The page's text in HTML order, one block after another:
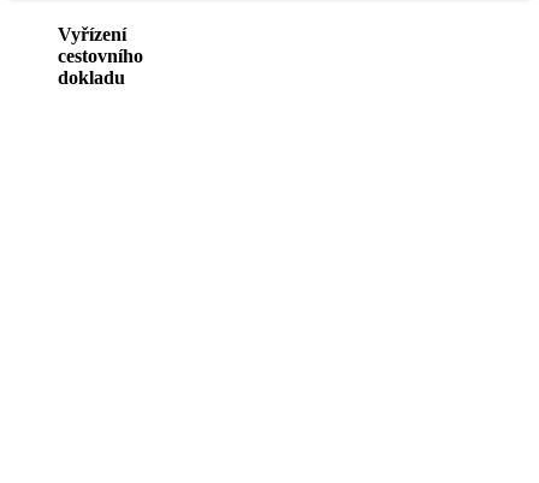
Vyřízení
cestovního
dokladu